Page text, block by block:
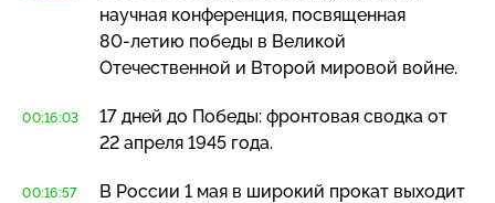
научная конференция, посвященная
80-летию победы в Великой
Отечественной и Второй мировой войне.
00:16:03
17 дней до Победы: фронтовая сводка от
22 апреля 1945 года.
00:16:57
В России 1 мая в широкий прокат выходит